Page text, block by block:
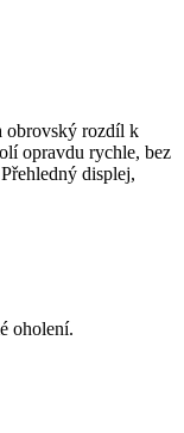
obrovský rozdíl k
opravdu rychle, bez
displej,
oholení.